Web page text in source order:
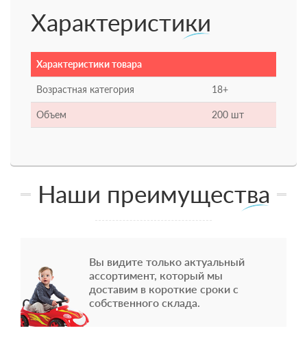
Характеристики
Характеристики товара
Возрастная категория 18+
Объем 200 шт
Наши преимущества
Вы видите только актуальный
ассортимент, который мы
доставим в короткие сроки с
собственного склада.